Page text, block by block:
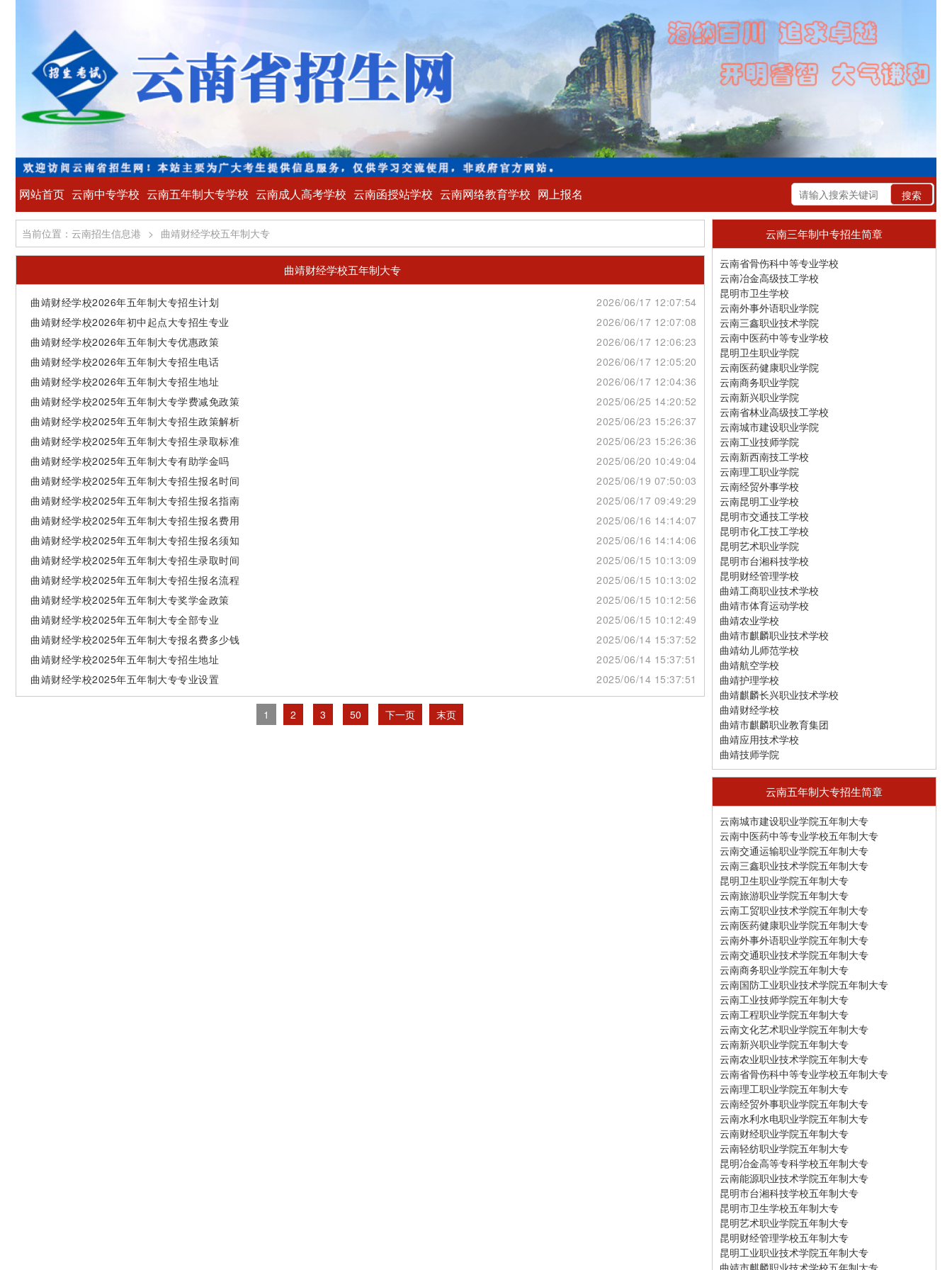
网站首页 云南中专学校 云南五年制大专学校 云南成人高考学校 云南函授站学校 云南网络教育学校 网上报名
当前位置：云南招生信息港 > 曲靖财经学校五年制大专
曲靖财经学校五年制大专
曲靖财经学校2026年五年制大专招生计划
2026/06/17 12:07:54
曲靖财经学校2026年初中起点大专招生专业
2026/06/17 12:07:08
曲靖财经学校2026年五年制大专优惠政策
2026/06/17 12:06:23
曲靖财经学校2026年五年制大专招生电话
2026/06/17 12:05:20
曲靖财经学校2026年五年制大专招生地址
2026/06/17 12:04:36
曲靖财经学校2025年五年制大专学费减免政策
2025/06/25 14:20:52
曲靖财经学校2025年五年制大专招生政策解析
2025/06/23 15:26:37
曲靖财经学校2025年五年制大专招生录取标准
2025/06/23 15:26:36
曲靖财经学校2025年五年制大专有助学金吗
2025/06/20 10:49:04
曲靖财经学校2025年五年制大专招生报名时间
2025/06/19 07:50:03
曲靖财经学校2025年五年制大专招生报名指南
2025/06/17 09:49:29
曲靖财经学校2025年五年制大专招生报名费用
2025/06/16 14:14:07
曲靖财经学校2025年五年制大专招生报名须知
2025/06/16 14:14:06
曲靖财经学校2025年五年制大专招生录取时间
2025/06/15 10:13:09
曲靖财经学校2025年五年制大专招生报名流程
2025/06/15 10:13:02
曲靖财经学校2025年五年制大专奖学金政策
2025/06/15 10:12:56
曲靖财经学校2025年五年制大专全部专业
2025/06/15 10:12:49
曲靖财经学校2025年五年制大专报名费多少钱
2025/06/14 15:37:52
曲靖财经学校2025年五年制大专招生地址
2025/06/14 15:37:51
曲靖财经学校2025年五年制大专专业设置
2025/06/14 15:37:51
1 2 3 50 下一页 末页
云南三年制中专招生简章
云南省骨伤科中等专业学校
云南冶金高级技工学校
昆明市卫生学校
云南外事外语职业学院
云南三鑫职业技术学院
云南中医药中等专业学校
昆明卫生职业学院
云南医药健康职业学院
云南商务职业学院
云南新兴职业学院
云南省林业高级技工学校
云南城市建设职业学院
云南工业技师学院
云南新西南技工学校
云南理工职业学院
云南经贸外事学校
云南昆明工业学校
昆明市交通技工学校
昆明市化工技工学校
昆明艺术职业学院
昆明市台湘科技学校
昆明财经管理学校
曲靖工商职业技术学校
曲靖市体育运动学校
曲靖农业学校
曲靖市麒麟职业技术学校
曲靖幼儿师范学校
曲靖航空学校
曲靖护理学校
曲靖麒麟长兴职业技术学校
曲靖财经学校
曲靖市麒麟职业教育集团
曲靖应用技术学校
曲靖技师学院
云南五年制大专招生简章
云南城市建设职业学院五年制大专
云南中医药中等专业学校五年制大专
云南交通运输职业学院五年制大专
云南三鑫职业技术学院五年制大专
昆明卫生职业学院五年制大专
云南旅游职业学院五年制大专
云南工贸职业技术学院五年制大专
云南医药健康职业学院五年制大专
云南外事外语职业学院五年制大专
云南交通职业技术学院五年制大专
云南商务职业学院五年制大专
云南国防工业职业技术学院五年制大专
云南工业技师学院五年制大专
云南工程职业学院五年制大专
云南文化艺术职业学院五年制大专
云南新兴职业学院五年制大专
云南农业职业技术学院五年制大专
云南省骨伤科中等专业学校五年制大专
云南理工职业学院五年制大专
云南经贸外事职业学院五年制大专
云南水利水电职业学院五年制大专
云南财经职业学院五年制大专
云南轻纺职业学院五年制大专
昆明冶金高等专科学校五年制大专
云南能源职业技术学院五年制大专
昆明市台湘科技学校五年制大专
昆明市卫生学校五年制大专
昆明艺术职业学院五年制大专
昆明财经管理学校五年制大专
昆明工业职业技术学院五年制大专